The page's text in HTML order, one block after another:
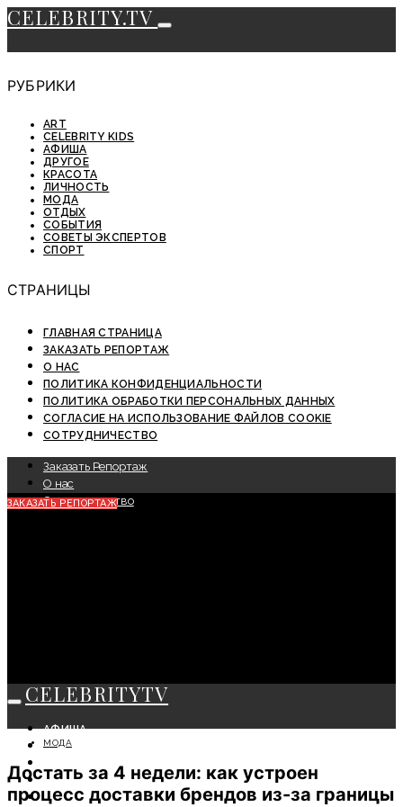
CELEBRITY.TV
РУБРИКИ
ART
CELEBRITY KIDS
АФИША
ДРУГОЕ
КРАСОТА
ЛИЧНОСТЬ
МОДА
ОТДЫХ
СОБЫТИЯ
СОВЕТЫ ЭКСПЕРТОВ
СПОРТ
СТРАНИЦЫ
ГЛАВНАЯ СТРАНИЦА
ЗАКАЗАТЬ РЕПОРТАЖ
О НАС
ПОЛИТИКА КОНФИДЕНЦИАЛЬНОСТИ
ПОЛИТИКА ОБРАБОТКИ ПЕРСОНАЛЬНЫХ ДАННЫХ
СОГЛАСИЕ НА ИСПОЛЬЗОВАНИЕ ФАЙЛОВ COOKIE
СОТРУДНИЧЕСТВО
Заказать Репортаж
О нас
Сотрудничество
ЗАКАЗАТЬ РЕПОРТАЖ
CELEBRITYTV
АФИША
СОБЫТИЯ
МОДА
ЛИЧНОСТЬ
МОДА
Достать за 4 недели: как устроен
процесс доставки брендов из-за границы